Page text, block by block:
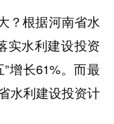
？根据河南省水
实水利建设投资
增长61%。而最
水利建设投资计